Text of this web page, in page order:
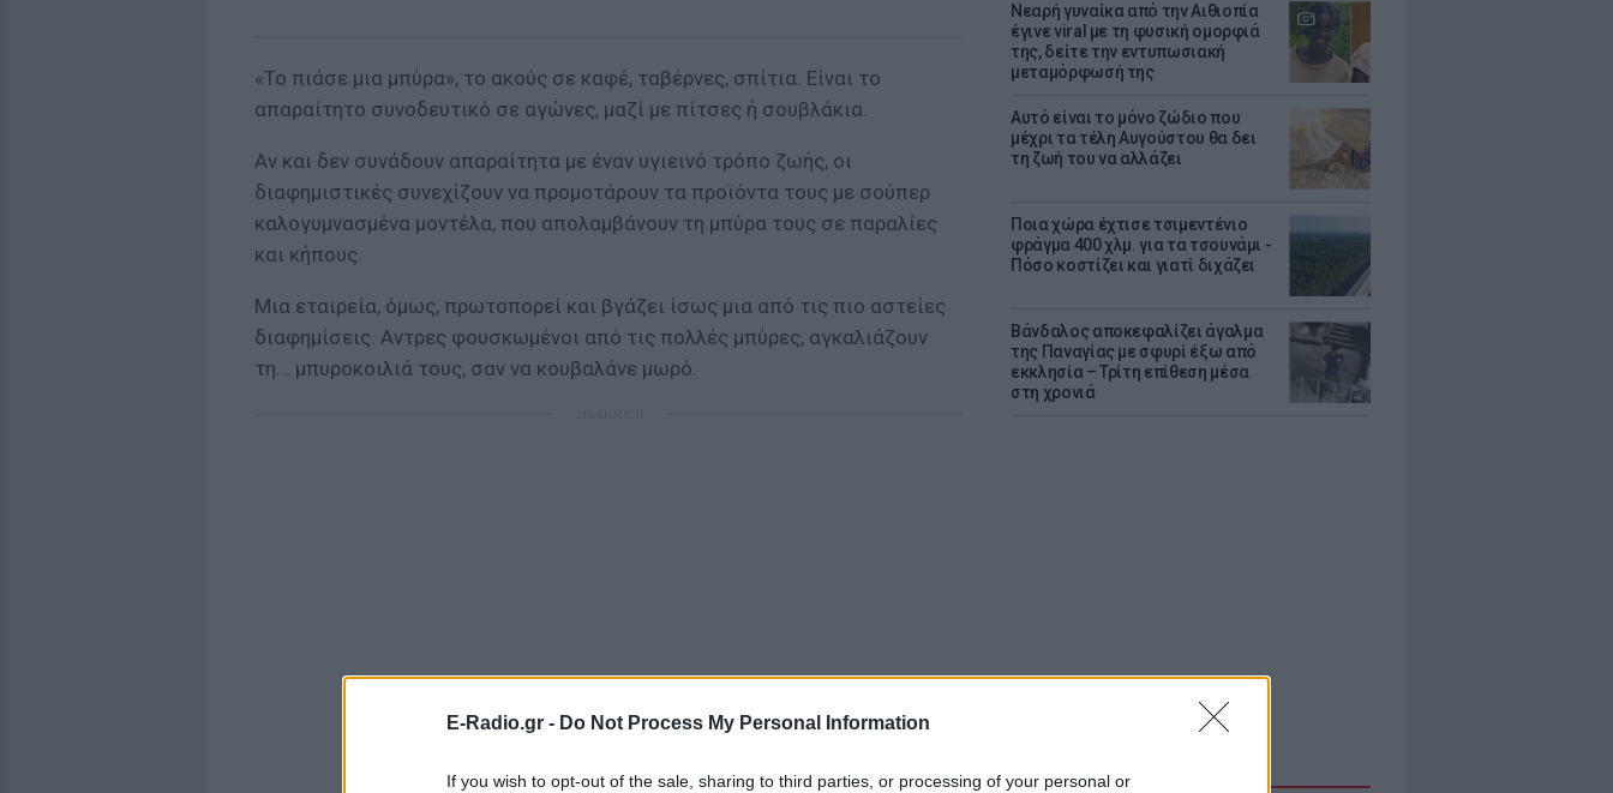
E-Radio.gr - Do Not Process My Personal Information
If you wish to opt-out of the sale, sharing to third parties, or processing of your personal or
Νεαρή γυναίκα από την Αιθιοπία
έγινε viral με τη φυσική ομορφιά
της, δείτε την εντυπωσιακή
μεταμόρφωσή της
Αυτό είναι το μόνο ζώδιο που
μέχρι τα τέλη Αυγούστου θα δει
τη ζωή του να αλλάζει
Ποια χώρα έχτισε τσιμεντένιο
φράγμα 400 χλμ. για τα τσουνάμι -
Πόσο κοστίζει και γιατί διχάζει
Βάνδαλος αποκεφαλίζει άγαλμα
της Παναγίας με σφυρί έξω από
εκκλησία – Τρίτη επίθεση μέσα
στη χρονιά
«Το πιάσε μια μπύρα», το ακούς σε καφέ, ταβέρνες, σπίτια. Είναι το
απαραίτητο συνοδευτικό σε αγώνες, μαζί με πίτσες ή σουβλάκια.
Αν και δεν συνάδουν απαραίτητα με έναν υγιεινό τρόπο ζωής, οι
διαφημιστικές συνεχίζουν να προμοτάρουν τα προϊόντα τους με σούπερ
καλογυμνασμένα μοντέλα, που απολαμβάνουν τη μπύρα τους σε παραλίες
και κήπους.
Μια εταιρεία, όμως, πρωτοπορεί και βγάζει ίσως μια από τις πιο αστείες
διαφημίσεις. Αντρες φουσκωμένοι από τις πολλές μπύρες, αγκαλιάζουν
τη... μπυροκοιλιά τους, σαν να κουβαλάνε μωρό.